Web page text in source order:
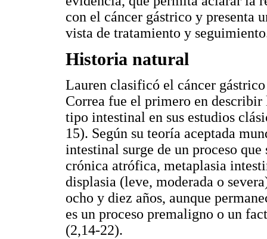
con el cáncer gástrico y presenta
vista de tratamiento y
Historia natural
Lauren clasificó el cáncer
Correa fue el primero en
tipo intestinal en sus estudios
15). Según su teoría aceptada
intestinal surge de un proceso
crónica atrófica, metaplasia
displasia (leve, moderada o
ocho y diez años, aunque
es un proceso premaligno o un
(2,14-22).